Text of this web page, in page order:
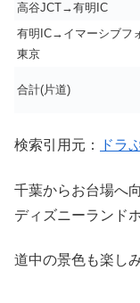
高谷JCT→有明IC
有明IC→イマーシブフ
東京
合計(片道)
検索引用元： ドラ
千葉からお台場へ
ディズニーランド
道中の景色も楽し